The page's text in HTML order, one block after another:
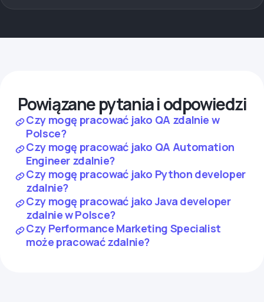
Powiązane pytania i odpowiedzi
Czy mogę pracować jako QA zdalnie w
Polsce?
Czy mogę pracować jako QA Automation
Engineer zdalnie?
Czy mogę pracować jako Python developer
zdalnie?
Czy mogę pracować jako Java developer
zdalnie w Polsce?
Czy Performance Marketing Specialist
może pracować zdalnie?